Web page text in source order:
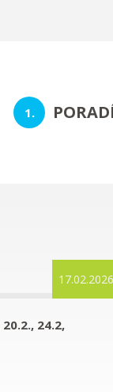
17.02.2026
20.2., 24.2,